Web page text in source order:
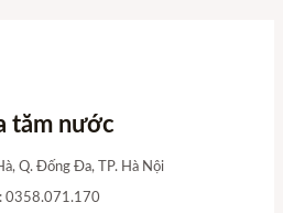
tăm nước
Q. Đống Đa, TP. Hà Nội
0358.071.170